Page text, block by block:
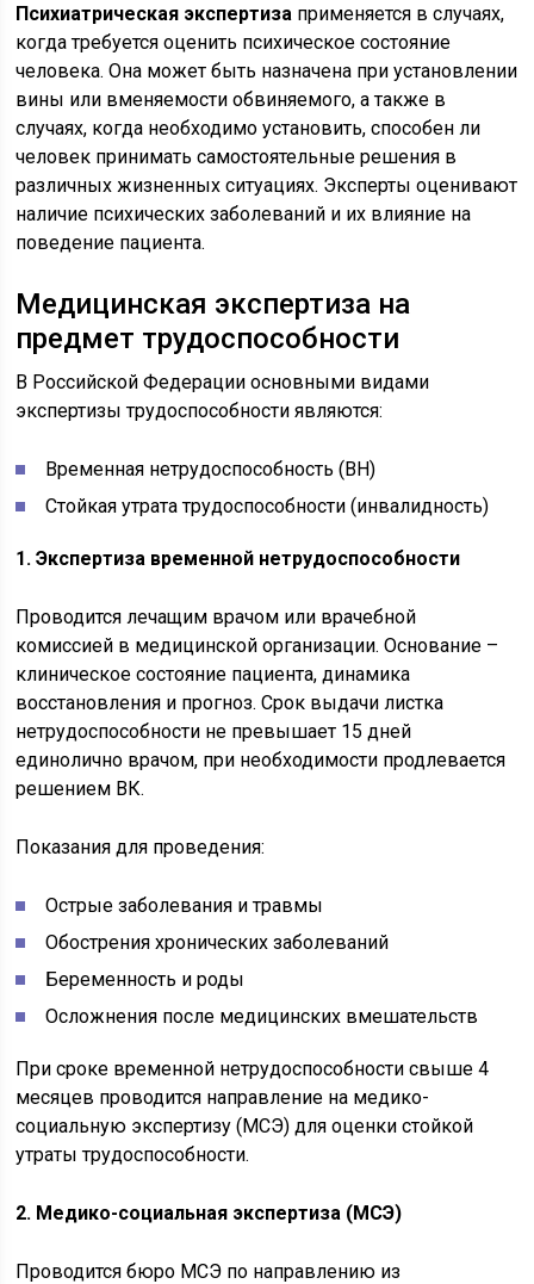
Психиатрическая экспертиза применяется в случаях,
когда требуется оценить психическое состояние
человека. Она может быть назначена при установлении
вины или вменяемости обвиняемого, а также в
случаях, когда необходимо установить, способен ли
человек принимать самостоятельные решения в
различных жизненных ситуациях. Эксперты оценивают
наличие психических заболеваний и их влияние на
поведение пациента.
Медицинская экспертиза на
предмет трудоспособности
В Российской Федерации основными видами
экспертизы трудоспособности являются:
Временная нетрудоспособность (ВН)
Стойкая утрата трудоспособности (инвалидность)
1. Экспертиза временной нетрудоспособности
Проводится лечащим врачом или врачебной
комиссией в медицинской организации. Основание –
клиническое состояние пациента, динамика
восстановления и прогноз. Срок выдачи листка
нетрудоспособности не превышает 15 дней
единолично врачом, при необходимости продлевается
решением ВК.
Показания для проведения:
Острые заболевания и травмы
Обострения хронических заболеваний
Беременность и роды
Осложнения после медицинских вмешательств
При сроке временной нетрудоспособности свыше 4
месяцев проводится направление на медико-
социальную экспертизу (МСЭ) для оценки стойкой
утраты трудоспособности.
2. Медико-социальная экспертиза (МСЭ)
Проводится бюро МСЭ по направлению из